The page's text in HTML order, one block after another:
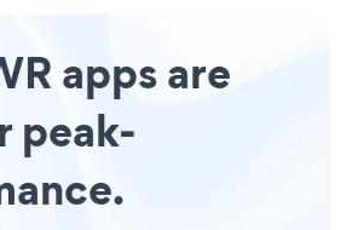
apps are
peak-